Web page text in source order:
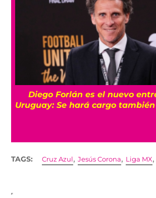
Diego Forlán es el nuevo
Uruguay: Se hará cargo
TAGS: Cruz Azul,Jesús Corona, Liga MX